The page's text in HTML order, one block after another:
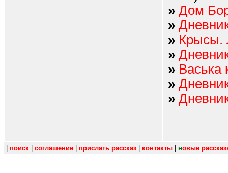
» Дом
»
» Крысы.
»
» Васька
»
»
поиск соглашение прислать рассказ контакты новые